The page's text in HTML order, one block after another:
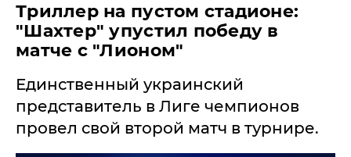
Триллер на пустом стадионе:
"Шахтер" упустил победу в
матче с "Лионом"
Единственный украинский
представитель в Лиге чемпионов
провел свой второй матч в турнире.